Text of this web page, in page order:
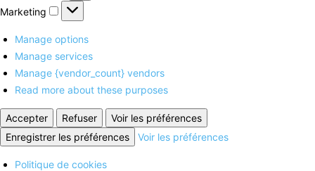
Marketing Marketing
Manage options
Manage services
Manage {vendor_count} vendors
Read more about these purposes
Accepter Refuser
Voir les préférences
Enregistrer les préférences
Voir les préférences
Politique de cookies